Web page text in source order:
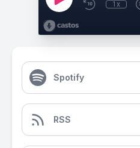
1x
Spotify
RSS